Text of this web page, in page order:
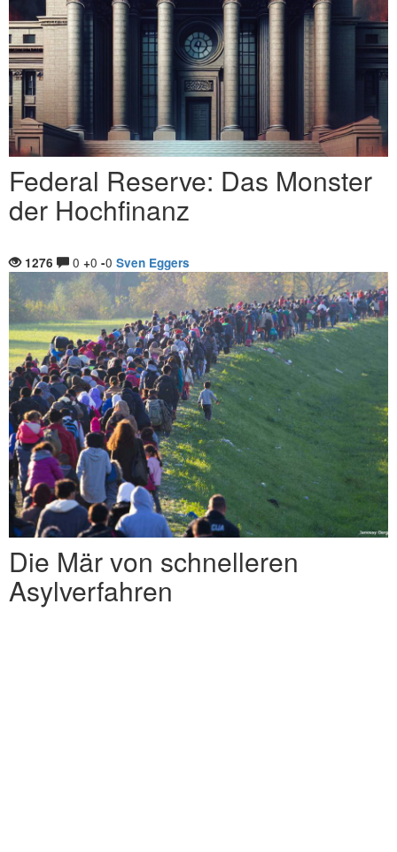
Federal Reserve: Das Monster
der Hochfinanz
1276 0 +0 -0 Sven Eggers
Die Mär von schnelleren
Asylverfahren